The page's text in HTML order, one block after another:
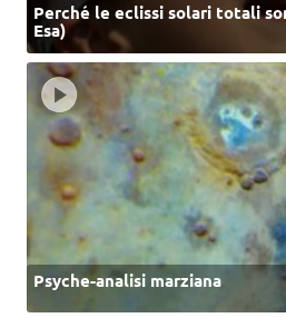
Perché le eclissi solari totali
Esa)
Psyche-analisi marziana